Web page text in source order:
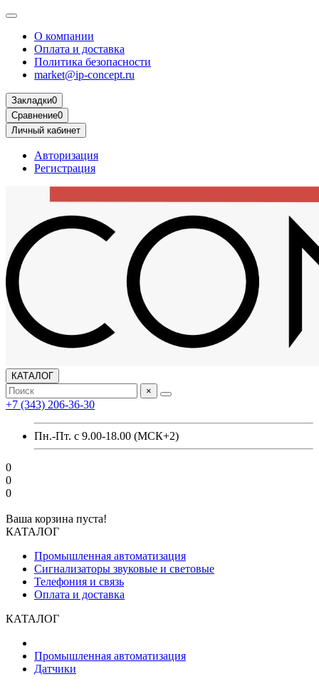
О компании
Оплата и доставка
Политика безопасности
market@ip-concept.ru
Закладки0
Сравнение0
Личный кабинет
Авторизация
Регистрация
КАТАЛОГ
×
+7 (343) 206-36-30
Пн.-Пт. с 9.00-18.00 (МСК+2)
0
0
0
Ваша корзина пуста!
КАТАЛОГ
Промышленная автоматизация
Сигнализаторы звуковые и световые
Телефония и связь
Оплата и доставка
КАТАЛОГ
Промышленная автоматизация
Датчики